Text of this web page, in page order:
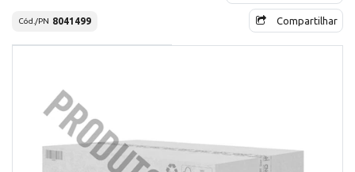
Cód./PN 8041499 Compartilhar